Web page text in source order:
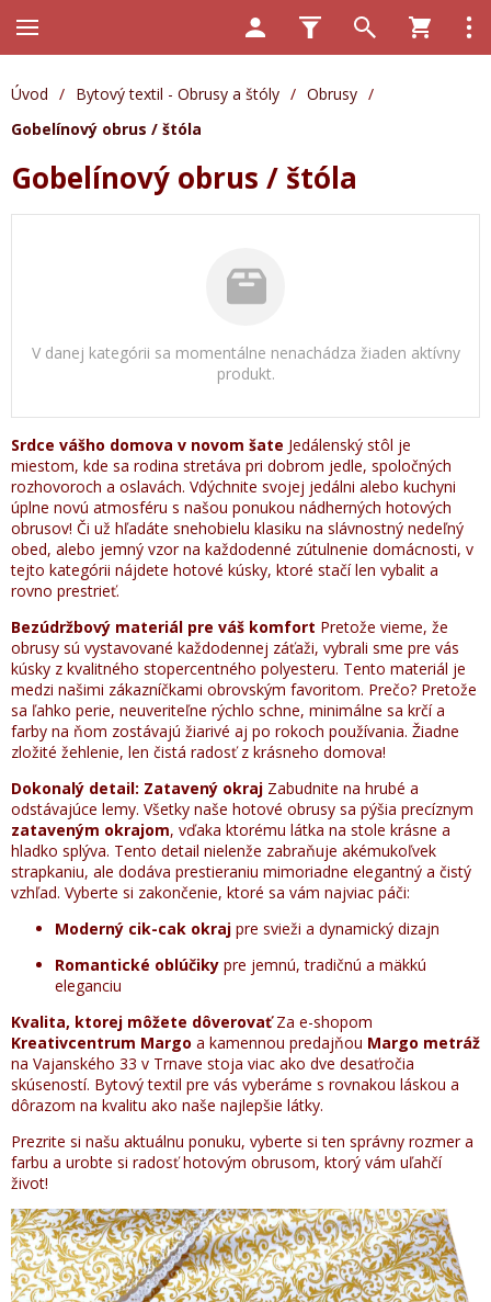
Úvod / Bytový textil - Obrusy a štóly / Obrusy /
Gobelínový obrus / štóla
Gobelínový obrus / štóla
V danej kategórii sa momentálne nenachádza žiaden aktívny
produkt.
Srdce vášho domova v novom šate Jedálenský stôl je
miestom, kde sa rodina stretáva pri dobrom jedle, spoločných
rozhovoroch a oslavách. Vdýchnite svojej jedálni alebo kuchyni
úplne novú atmosféru s našou ponukou nádherných hotových
obrusov! Či už hľadáte snehobielu klasiku na slávnostný nedeľný
obed, alebo jemný vzor na každodenné zútulnenie domácnosti, v
tejto kategórii nájdete hotové kúsky, ktoré stačí len vybalit a
rovno prestrieť.
Bezúdržbový materiál pre váš komfort Pretože vieme, že
obrusy sú vystavované každodennej záťaži, vybrali sme pre vás
kúsky z kvalitného stopercentného polyesteru. Tento materiál je
medzi našimi zákazníčkami obrovským favoritom. Prečo? Pretože
sa ľahko perie, neuveriteľne rýchlo schne, minimálne sa krčí a
farby na ňom zostávajú žiarivé aj po rokoch používania. Žiadne
zložité žehlenie, len čistá radosť z krásneho domova!
Dokonalý detail: Zatavený okraj Zabudnite na hrubé a
odstávajúce lemy. Všetky naše hotové obrusy sa pýšia precíznym
zataveným okrajom, vďaka ktorému látka na stole krásne a
hladko splýva. Tento detail nielenže zabraňuje akémukoľvek
strapkaniu, ale dodáva prestieraniu mimoriadne elegantný a čistý
vzhľad. Vyberte si zakončenie, ktoré sa vám najviac páči:
Moderný cik-cak okraj pre svieži a dynamický dizajn
Romantické oblúčiky pre jemnú, tradičnú a mäkkú
eleganciu
Kvalita, ktorej môžete dôverovaťZa e-shopom
Kreativcentrum Margo a kamennou predajňou Margo metráž
na Vajanského 33 v Trnave stoja viac ako dve desaťročia
skúseností. Bytový textil pre vás vyberáme s rovnakou láskou a
dôrazom na kvalitu ako naše najlepšie látky.
Prezrite si našu aktuálnu ponuku, vyberte si ten správny rozmer a
farbu a urobte si radosť hotovým obrusom, ktorý vám uľahčí
život!